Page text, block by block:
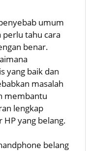
umum
perlu tahu cara
benar.
yang baik dan
masalah
membantu
lengkap
yang belang.
belang